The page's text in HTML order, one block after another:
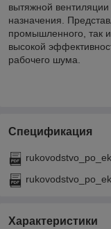
вытяжной
назначения.
промышленного, так
высокой
рабочего шума.
Спецификация
Характеристики